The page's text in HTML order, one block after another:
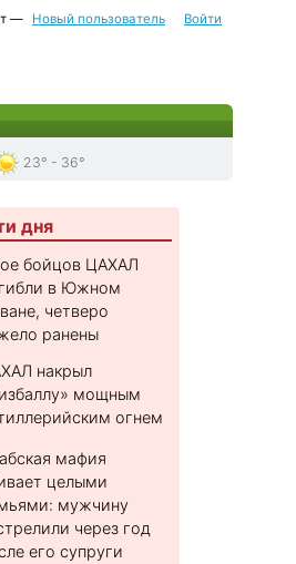
— Новый пользователь Войти
23° - 36°
дня
бойцов ЦАХАЛ
в Южном
четверо
ранены
накрыл
мощным
огнем
мафия
целыми
мужчину
через год
его супруги